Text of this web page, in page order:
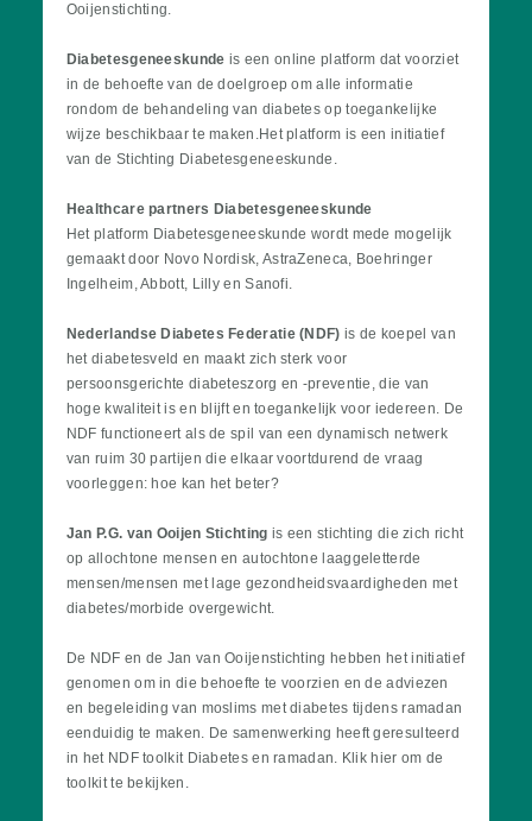
Ooijenstichting.
Diabetesgeneeskunde is een online platform dat voorziet
in de behoefte van de doelgroep om alle informatie
rondom de behandeling van diabetes op toegankelijke
wijze beschikbaar te maken.Het platform is een initiatief
van de Stichting Diabetesgeneeskunde.
Healthcare partners Diabetesgeneeskunde
Het platform Diabetesgeneeskunde wordt mede mogelijk
gemaakt door Novo Nordisk, AstraZeneca, Boehringer
Ingelheim, Abbott, Lilly en Sanofi.
Nederlandse Diabetes Federatie (NDF) is de koepel van
het diabetesveld en maakt zich sterk voor
persoonsgerichte diabeteszorg en -preventie, die van
hoge kwaliteit is en blijft en toegankelijk voor iedereen. De
NDF functioneert als de spil van een dynamisch netwerk
van ruim 30 partijen die elkaar voortdurend de vraag
voorleggen: hoe kan het beter?
Jan P.G. van Ooijen Stichting is een stichting die zich richt
op allochtone mensen en autochtone laaggeletterde
mensen/mensen met lage gezondheidsvaardigheden met
diabetes/morbide overgewicht.
De NDF en de Jan van Ooijenstichting hebben het initiatief
genomen om in die behoefte te voorzien en de adviezen
en begeleiding van moslims met diabetes tijdens ramadan
eenduidig te maken. De samenwerking heeft geresulteerd
in het NDF toolkit Diabetes en ramadan. Klik hier om de
toolkit te bekijken.